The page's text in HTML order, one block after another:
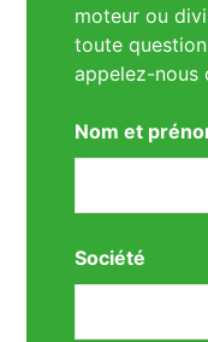
moteur ou
toute
appelez-nous
Nom et
Société